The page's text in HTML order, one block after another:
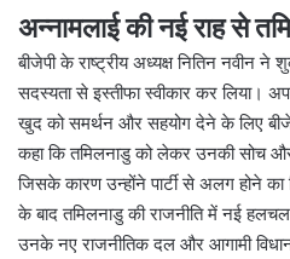
अन्नामलाई की नई राह से
बीजेपी के राष्ट्रीय अध्यक्ष नितिन नवीन ने
सदस्यता से इस्तीफा स्वीकार कर लिया।
खुद को समर्थन और सहयोग देने के लिए
कहा कि तमिलनाडु को लेकर उनकी सोच
जिसके कारण उन्होंने पार्टी से अलग होने
के बाद तमिलनाडु की राजनीति में नई
उनके नए राजनीतिक दल और आगामी